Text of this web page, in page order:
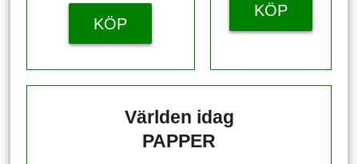
KÖP
KÖP
Världen idag
PAPPER